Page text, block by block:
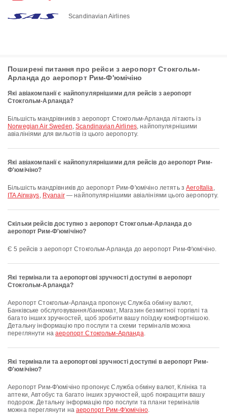
Scandinavian Airlines
Поширені питання про рейси з аеропорт Стокгольм-
Арланда до аеропорт Рим-Ф'юмічіно
Які авіакомпанії є найпопулярнішими для рейсів з аеропорт
Стокгольм-Арланда?
Більшість мандрівників з аеропорт Стокгольм-Арланда літають із
Norwegian Air Sweden,Scandinavian Airlines, найпопулярнішими
авіалініями для вильотів із цього аеропорту.
Які авіакомпанії є найпопулярнішими для рейсів до аеропорт Рим-
Ф'юмічіно?
Більшість мандрівників до аеропорт Рим-Ф'юмічіно летять зAeroItalia,
ITA Airways, Ryanair— найпопулярнішими авіалініями цього аеропорту.
Скільки рейсів доступно з аеропорт Стокгольм-Арланда до
аеропорт Рим-Ф'юмічіно?
Є 5 рейсів з аеропорт Стокгольм-Арланда до аеропорт Рим-Ф'юмічіно.
Які термінали та аеропортові зручності доступні в аеропорт
Стокгольм-Арланда?
аеропорт Стокгольм-Арланда пропонує Служба обміну валют,
Банківське обслуговування/банкомат, Магазин безмитної торгівлі та
багато інших зручностей, щоб зробити вашу поїздку комфортнішою.
Детальну інформацію про послуги та схеми терміналів можна
переглянути нааеропорт Стокгольм-Арланда.
Які термінали та аеропортові зручності доступні в аеропорт Рим-
Ф'юмічіно?
аеропорт Рим-Ф'юмічіно пропонує Служба обміну валют, Клініка та
аптеки, Автобус та багато інших зручностей, щоб покращити вашу
подорож. Детальну інформацію про послуги та плани терміналів
можна переглянути на аеропорт Рим-Ф'юмічіно.